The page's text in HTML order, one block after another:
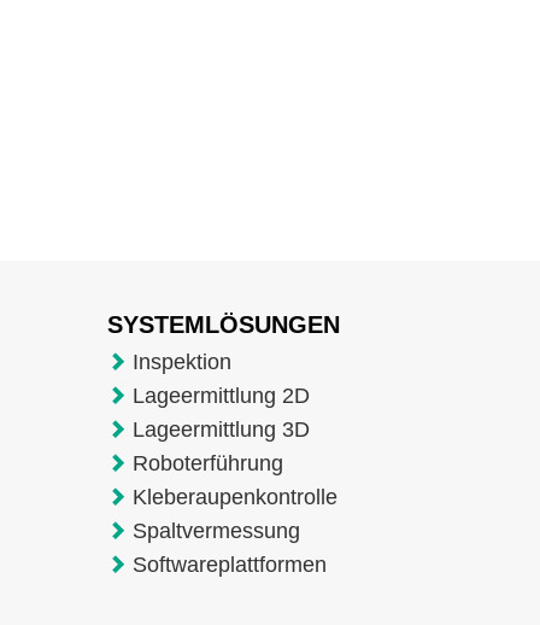
SYSTEMLÖSUNGEN
Inspektion
Lageermittlung 2D
Lageermittlung 3D
Roboterführung
Kleberaupenkontrolle
Spaltvermessung
Softwareplattformen